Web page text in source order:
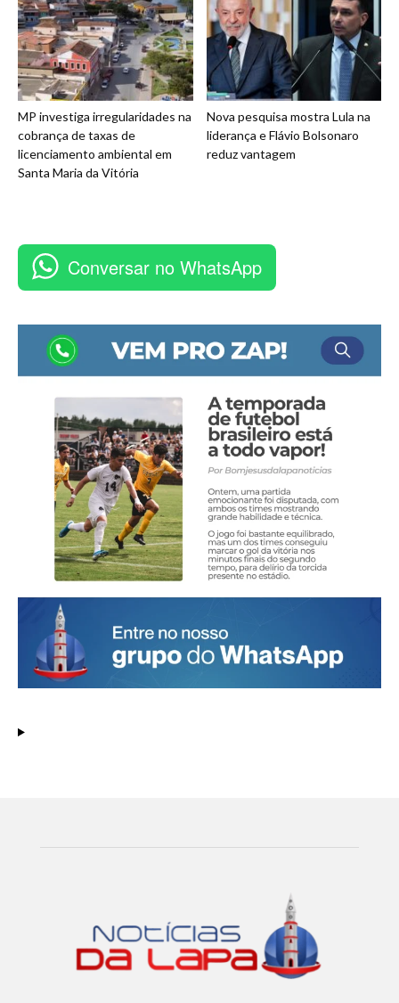
MP investiga irregularidades na
cobrança de taxas de
licenciamento ambiental em
Santa Maria da Vitória
Nova pesquisa mostra Lula na
liderança e Flávio Bolsonaro
reduz vantagem
Conversar no WhatsApp